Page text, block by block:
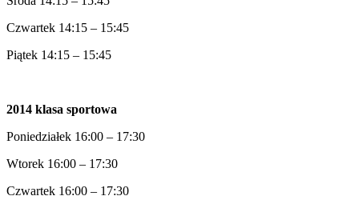
Czwartek 14:15 – 15:45
Piątek 14:15 – 15:45
2014 klasa sportowa
Poniedziałek 16:00 – 17:30
Wtorek 16:00 – 17:30
Czwartek 16:00 – 17:30